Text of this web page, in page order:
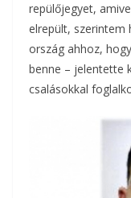
repülőjegyet,
elrepült, szerintem
ország ahhoz,
benne – jelentette
csalásokkal